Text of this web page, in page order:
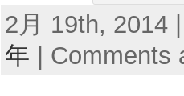
2月 19th, 2014
年
Comments